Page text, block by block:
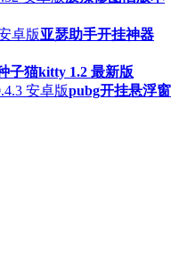
亚瑟助手开挂神器
子猫kitty 1.2 最新版
pubg开挂悬浮窗